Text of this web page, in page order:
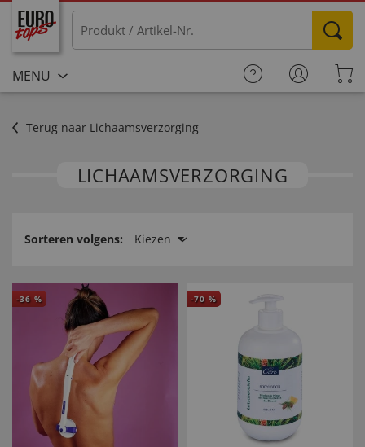
MENU
Terug naar Lichaamsverzorging
LICHAAMS­VERZORGING
Sorteren volgens: Kiezen
-36 % -70 %